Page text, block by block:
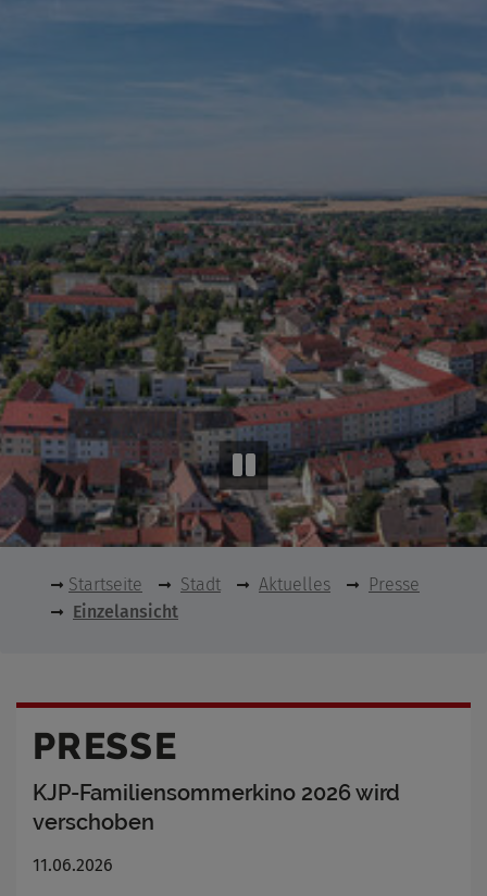
Startseite Stadt Aktuelles
Presse
Einzelansicht
PRESSE
KJP-Familiensommerkino 2026 wird
verschoben
11.06.2026